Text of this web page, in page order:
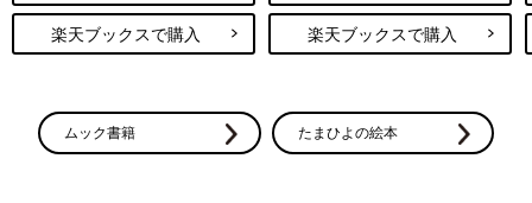
くのをおすすめします。セールで長袖パジャマを見つけたら即ゲ
ットもアリです♪ 動きがアクティブになってきたタイミングで、
ださい。
(文・水川ちさ)
楽天ブックスで購入 楽天ブックスで購入
ムック書籍 たまひよの絵本